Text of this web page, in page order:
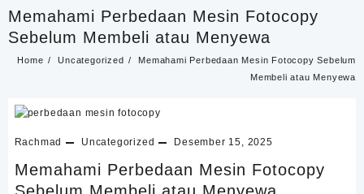
Memahami Perbedaan Mesin Fotocopy
Sebelum Membeli atau Menyewa
Home Uncategorized
Memahami Perbedaan Mesin Fotocopy Sebelum
Membeli atau Menyewa
Rachmad Uncategorized Desember 15, 2025
Memahami Perbedaan Mesin Fotocopy